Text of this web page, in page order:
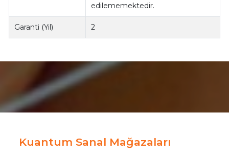
edilememektedir.
Garanti (Yıl) 2
Kuantum Sanal Mağazaları